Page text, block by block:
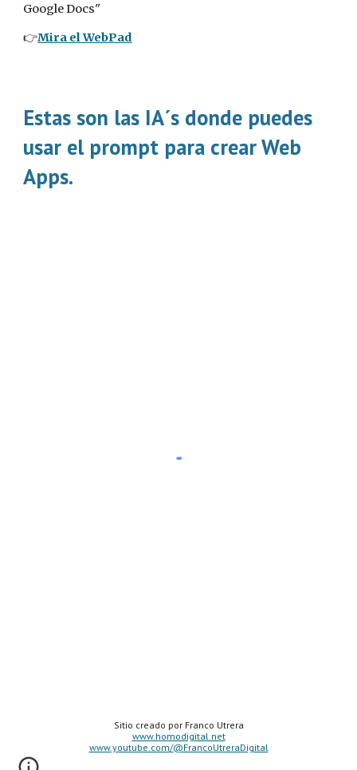
Google Docs"
👉Mira el WebPad
Estas son las IA´s donde puedes
usar el prompt para crear Web
Apps.
Sitio creado por Franco Utrera
www.homodigital.net
www.youtube.com/@FrancoUtreraDigital